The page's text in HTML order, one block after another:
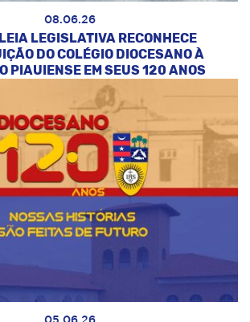
08.06.26
LEGISLATIVA RECONHECE
DO COLÉGIO DIOCESANO À
PIAUIENSE EM SEUS 120 ANOS